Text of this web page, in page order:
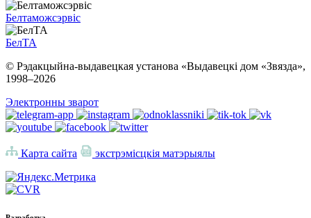
Белтаможсэрвіс
БелТА
© Рэдакцыйна-выдавецкая установа «Выдавецкі дом «Звязда»,
1998–2026
Электронны зварот
Карта сайта экстрэмісцкія матэрыялы